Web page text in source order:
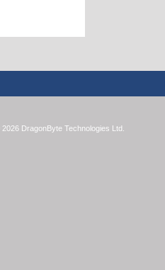
DragonByte Technologies Ltd.